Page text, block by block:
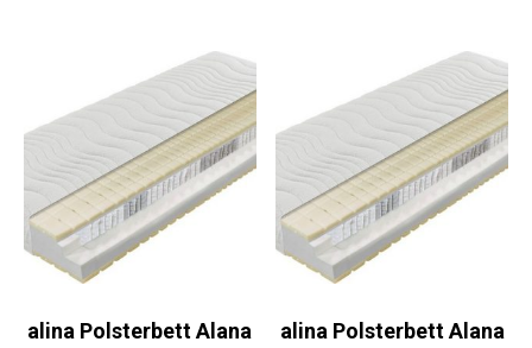
alina Polsterbett Alana
alina Polsterbett Alana